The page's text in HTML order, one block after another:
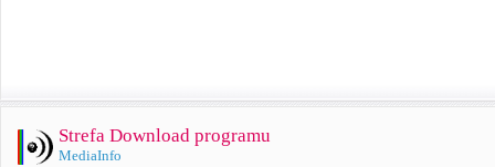
Strefa Download programu
MediaInfo